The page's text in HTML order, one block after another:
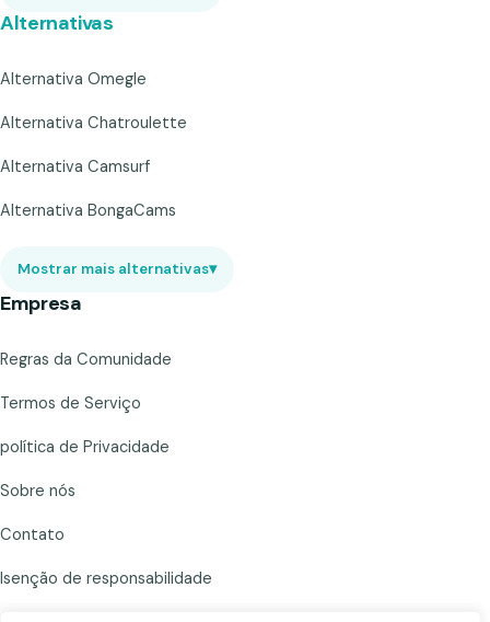
Alternativas
Alternativa Omegle
Alternativa Chatroulette
Alternativa Camsurf
Alternativa BongaCams
Mostrar mais alternativas▾
Empresa
Regras da Comunidade
Termos de Serviço
política de Privacidade
Sobre nós
Contato
Isenção de responsabilidade